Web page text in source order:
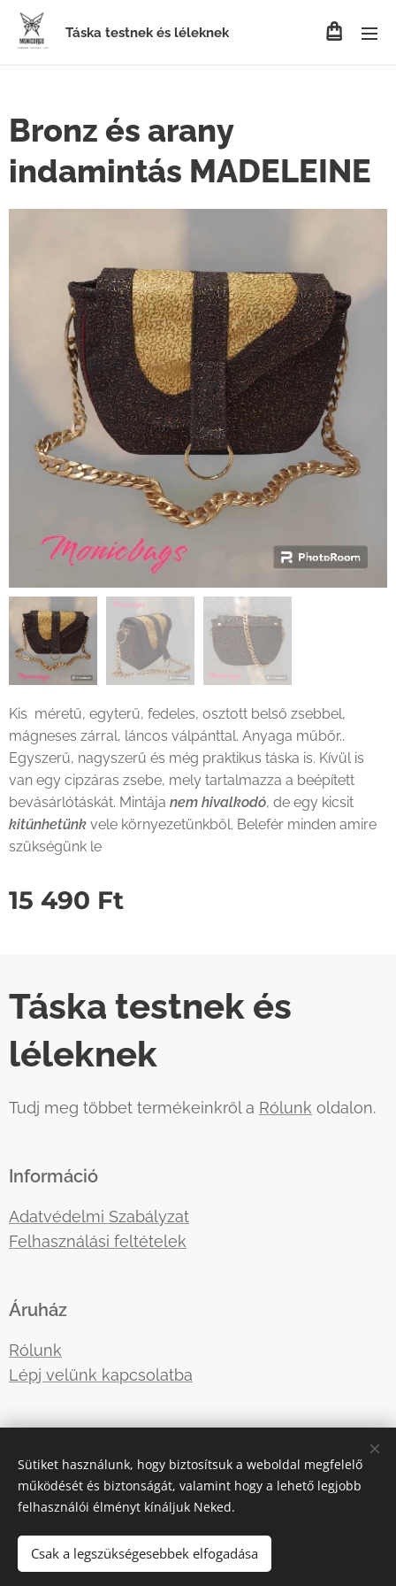
Táska testnek és léleknek
Bronz és arany
indamintás MADELEINE
Kis méretű, egyterű, fedeles, osztott belső zsebbel,
mágneses zárral, láncos válpánttal. Anyaga műbőr..
Egyszerű, nagyszerű és még praktikus táska is. Kívül is
van egy cipzáras zsebe, mely tartalmazza a beépített
bevásárlótáskát. Mintája nem hivalkodó, de egy kicsit
kitűnhetünk vele környezetünkből. Belefér minden amire
szükségünk le
15 490 Ft
Táska testnek és
léleknek
Tudj meg többet termékeinkről a Rólunk oldalon.
Információ
Adatvédelmi Szabályzat
Felhasználási feltételek
Áruház
Rólunk
Lépj velünk kapcsolatba
tre3famili@gmail.com
Telefonszám:+36-30-5177410
Sütiket használunk, hogy biztosítsuk a weboldal megfelelő
működését és biztonságát, valamint hogy a lehető legjobb
felhasználói élményt kínáljuk Neked.
Csak a legszükségesebbek elfogadása